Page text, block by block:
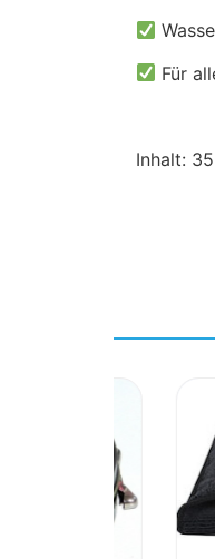
Für
Inhalt: